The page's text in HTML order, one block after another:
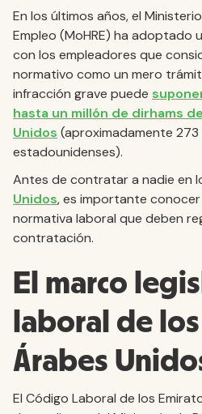
En los últimos años, el
Empleo (MoHRE) ha adoptado
con los empleadores que
normativo como un mero
infracción grave puede
hasta un millón de dirhams
Unidos (aproximadamente
estadounidenses).
Antes de contratar a nadie en
Unidos, es importante conocer
normativa laboral que deben
contratación.
El marco
laboral de
Árabes
El Código Laboral de los